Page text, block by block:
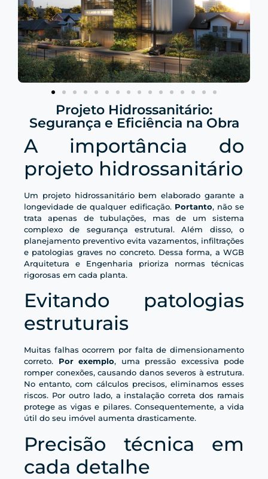
Projeto Hidrossanitário:
Segurança e Eficiência na Obra
A importância do
projeto hidrossanitário
Um projeto hidrossanitário bem elaborado garante a
longevidade de qualquer edificação. Portanto, não se
trata apenas de tubulações, mas de um sistema
complexo de segurança estrutural. Além disso, o
planejamento preventivo evita vazamentos, infiltrações
e patologias graves no concreto. Dessa forma, a WGB
Arquitetura e Engenharia prioriza normas técnicas
rigorosas em cada planta.
Evitando patologias
estruturais
Muitas falhas ocorrem por falta de dimensionamento
correto. Por exemplo, uma pressão excessiva pode
romper conexões, causando danos severos à estrutura.
No entanto, com cálculos precisos, eliminamos esses
riscos. Por outro lado, a instalação correta dos ramais
protege as vigas e pilares. Consequentemente, a vida
útil do seu imóvel aumenta drasticamente.
Precisão técnica em
cada detalhe